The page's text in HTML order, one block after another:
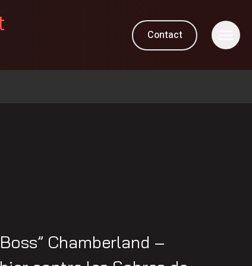
Contact
Chamberland –